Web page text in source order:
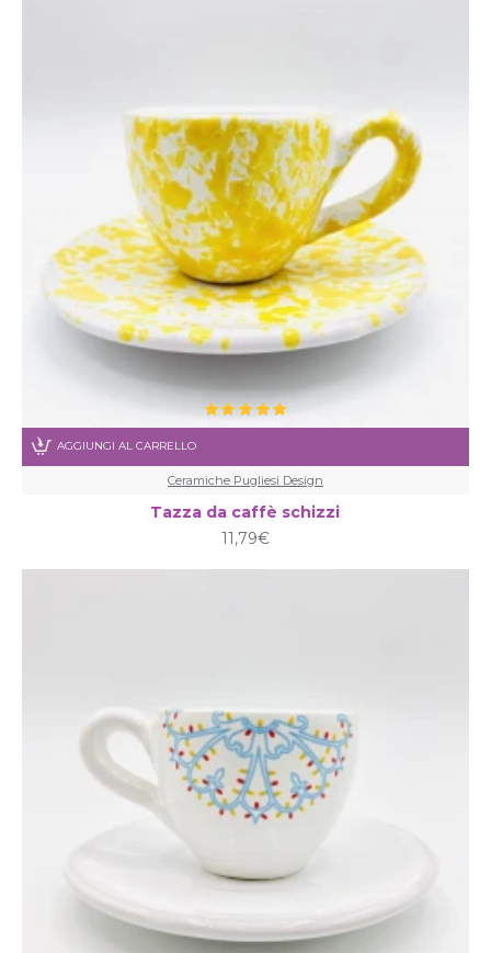
Ceramiche Pugliesi Design
Tazza da caffè schizzi
11,79€
AGGIUNGI AL CARRELLO